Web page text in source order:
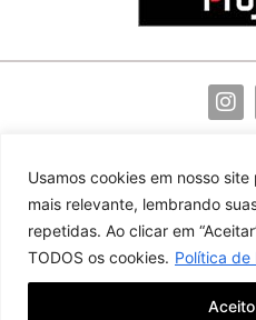
Usamos cookies em nosso
mais relevante, lembrando
repetidas. Ao clicar em
TODOS os cookies. Política
© 2024 Notícias do Centro.